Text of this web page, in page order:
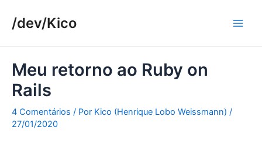
para/dev/Kico
Meu retorno ao Ruby on
Rails
4 Comentários / Por Kico (Henrique Lobo Weissmann) /
27/01/2020